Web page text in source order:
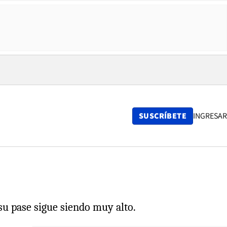
SUSCRÍBETE INGRESAR
pase sigue siendo muy alto.